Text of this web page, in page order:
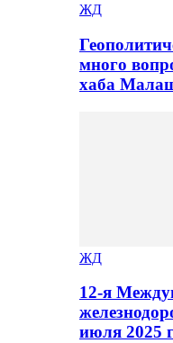
ЖД
много
хаба
ЖД
12-я
июля 2025